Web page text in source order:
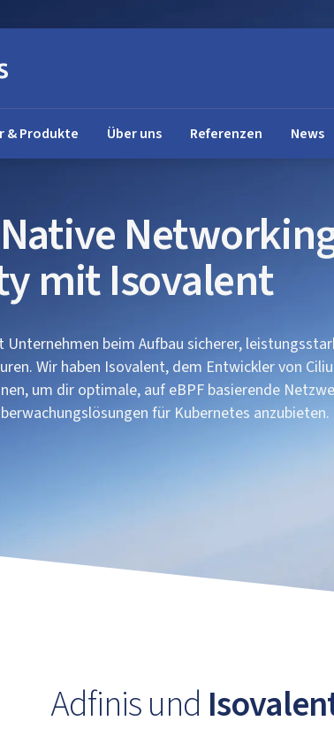
& Produkte Über uns Referenzen News
mit Isovalent
beim Aufbau sicherer,
Wir haben Isovalent, dem Entwickler von
um dir optimale, auf eBPF basierende
für Kubernetes anzubieten.
Adfinis und